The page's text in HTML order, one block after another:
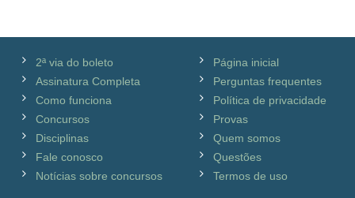
2ª via do boleto
Assinatura Completa
Como funciona
Concursos
Disciplinas
Fale conosco
Notícias sobre concursos
Página inicial
Perguntas frequentes
Política de privacidade
Provas
Quem somos
Questões
Termos de uso